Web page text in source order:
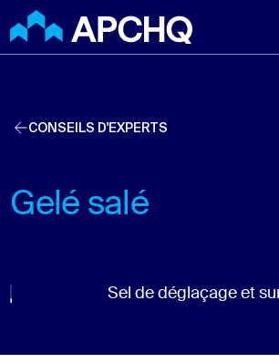
CONSEILS D'EXPERTS
Gelé salé
Sel de déglaçage et